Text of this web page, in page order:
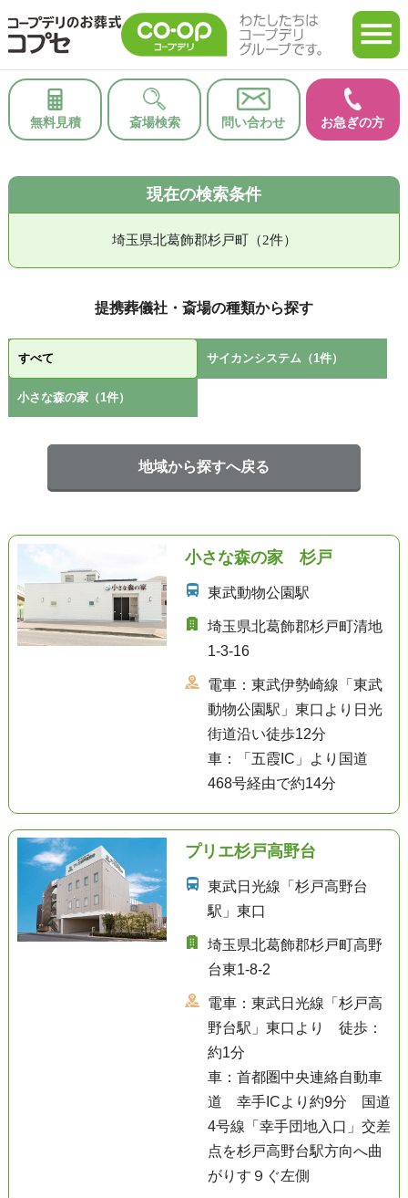
無料見積 斎場検索 問い合わせ お急ぎの方
現在の検索条件
埼玉県北葛飾郡杉戸町（2件）
提携葬儀社・斎場の種類から探す
すべて サイカンシステム（1件）
小さな森の家（1件）
地域から探すへ戻る
小さな森の家 杉戸
東武動物公園駅
埼玉県北葛飾郡杉戸町清地
1-3-16
電車：東武伊勢崎線「東武
動物公園駅」東口より日光
街道沿い徒歩12分
車：「五霞IC」より国道
468号経由で約14分
プリエ杉戸高野台
東武日光線「杉戸高野台
駅」東口
埼玉県北葛飾郡杉戸町高野
台東1-8-2
電車：東武日光線「杉戸高
野台駅」東口より 徒歩：
約1分
車：首都圏中央連絡自動車
道 幸手ICより約9分 国道
4号線「幸手団地入口」交差
点を杉戸高野台駅方向へ曲
がりす９ぐ左側